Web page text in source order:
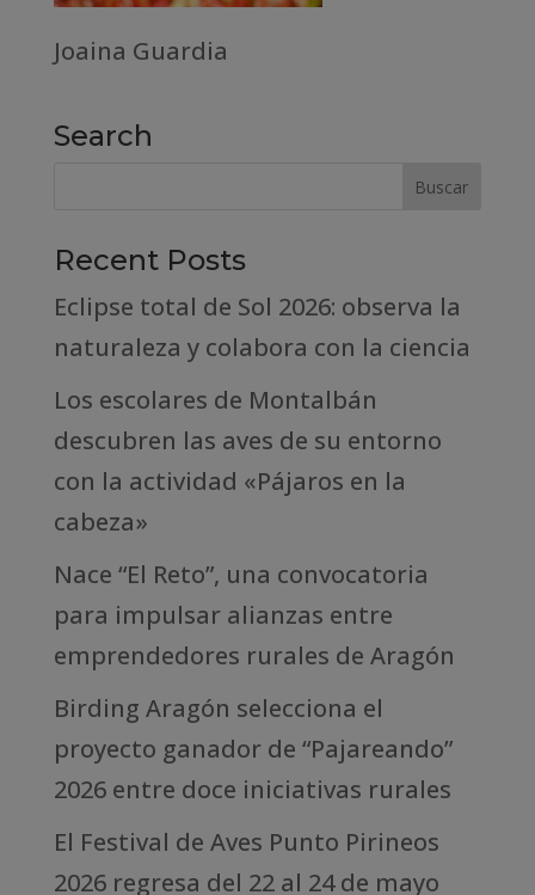
Joaina Guardia
Search
Recent Posts
Eclipse total de Sol 2026: observa la
naturaleza y colabora con la ciencia
Los escolares de Montalbán
descubren las aves de su entorno
con la actividad «Pájaros en la
cabeza»
Nace “El Reto”, una convocatoria
para impulsar alianzas entre
emprendedores rurales de Aragón
Birding Aragón selecciona el
proyecto ganador de “Pajareando”
2026 entre doce iniciativas rurales
El Festival de Aves Punto Pirineos
2026 regresa del 22 al 24 de mayo